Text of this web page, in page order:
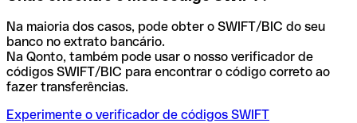
Na maioria dos casos, pode obter o SWIFT/BIC do seu
banco no extrato bancário.
Na Qonto, também pode usar o nosso verificador de
códigos SWIFT/BIC para encontrar o código correto ao
fazer transferências.
Experimente o verificador de códigos SWIFT